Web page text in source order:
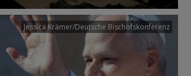
Jessica Krämer/Deutsche Bischofskonferenz